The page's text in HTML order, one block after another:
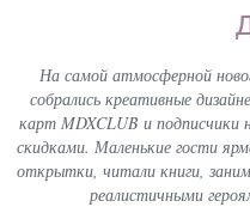
На самой атмосферной
собрались креативные
карт MDXCLUB и подписчики
скидками. Маленькие гости
открытки, читали книги,
реалистичными